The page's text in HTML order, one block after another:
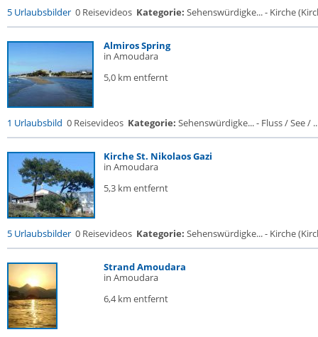
5 Urlaubsbilder 0 Reisevideos Kategorie: Sehenswürdigke... - Kirche
Almiros Spring
in Amoudara
5,0 km entfernt
1 Urlaubsbild 0 Reisevideos Kategorie: Sehenswürdigke... - Fluss / See /
Kirche St. Nikolaos Gazi
in Amoudara
5,3 km entfernt
5 Urlaubsbilder 0 Reisevideos Kategorie: Sehenswürdigke... - Kirche
Strand Amoudara
in Amoudara
6,4 km entfernt